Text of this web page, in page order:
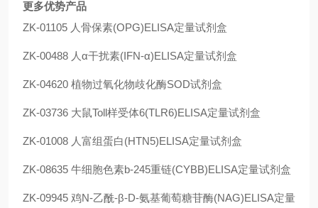
更多优势产品
ZK-01105 人骨保素(OPG)ELISA定量试剂盒
ZK-00488 人α干扰素(IFN-α)ELISA定量试剂盒
ZK-04620 植物过氧化物歧化酶SOD试剂盒
ZK-03736 大鼠Toll样受体6(TLR6)ELISA定量试剂盒
ZK-01008 人富组蛋白(HTN5)ELISA定量试剂盒
ZK-08635 牛细胞色素b-245重链(CYBB)ELISA定量试剂盒
ZK-09945 鸡N-乙酰-β-D-氨基葡萄糖苷酶(NAG)ELISA定量